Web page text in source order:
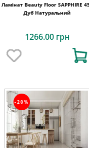
Ламінат Beauty Floor SAPPHIRE
Дуб Натуральний
1266.00 грн
-20%